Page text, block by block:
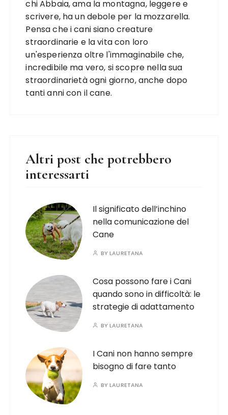
chi Abbaia, ama la montagna, leggere e
scrivere, ha un debole per la mozzarella.
Pensa che i cani siano creature
straordinarie e la vita con loro
un'esperienza oltre l'immaginabile che,
incredibile ma vero, si scopre nella sua
straordinarietà ogni giorno, anche dopo
tanti anni con il cane.
Altri post che potrebbero
interessarti
Il significato dell’inchino
nella comunicazione del
Cane
BYLAURETANA
Cosa possono fare i Cani
quando sono in difficoltà: le
strategie di adattamento
BYLAURETANA
I Cani non hanno sempre
bisogno di fare tanto
BYLAURETANA